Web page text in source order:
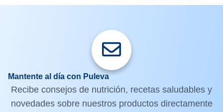
Mantente al día con Puleva
Recibe consejos de nutrición, recetas saludables y
novedades sobre nuestros productos directamente